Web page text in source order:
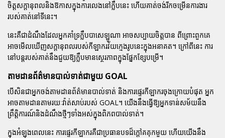
ចិត្តសក្តានុពលនិងឱកាសក្នុងការលេងនៅក្លឹបនេះ ហើយគាត់ចង់រីកចម្រើនការងារ
របស់គាត់នៅទីនេះ។
នេះគឺជាដំណឹងដែលអ្នកគាំទ្រក្លឹបបាសេឡូណា អាចសប្បាយចិត្តបាន ពីព្រោះពួកគេ
អាចមើលឃើញសក្តានុពលរបស់កីឡាករវ័យក្មេងរូបនេះក្នុងអនាគត។ ក្រៅពីនេះ ការ
នៅបន្តរបស់គាត់នឹងជួយឱ្យក្លឹបមានស្ថេរភាពក្នុងផ្នែកខ្សែបម្រើ។
តាមដានព័ត៌មានបាល់ទាត់ជាមួយ GOAL
បើសិនជាអ្នកចង់តាមដានព័ត៌មានបាល់ទាត់ និងការផ្ទេរកីឡាករចុងក្រោយបំផុត អ្នក
អាចតាមដានតាមរយៈវ៉ាត់សាប់របស់ GOAL។ យើងនឹងធ្វើឱ្យអ្នកទាន់សម័យនឹង
ព្រឹត្តិការណ៍និងដំណឹងថ្មីៗទាំងអស់ក្នុងពិភពបាល់ទាត់។
ក្នុងអំឡុងពេលនេះ ការផ្ទេរកីឡាករគឺជាប្រធានបទដ៏ក្តៅគគុកមួយ ហើយយើងនឹង